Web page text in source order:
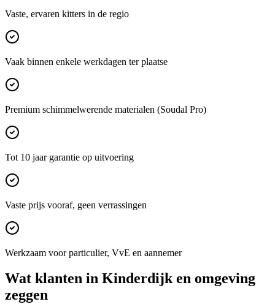
Vaste, ervaren kitters in de regio
Vaak binnen enkele werkdagen ter plaatse
Premium schimmelwerende materialen (Soudal Pro)
Tot 10 jaar garantie op uitvoering
Vaste prijs vooraf, geen verrassingen
Werkzaam voor particulier, VvE en aannemer
Wat klanten in Kinderdijken omgeving
zeggen